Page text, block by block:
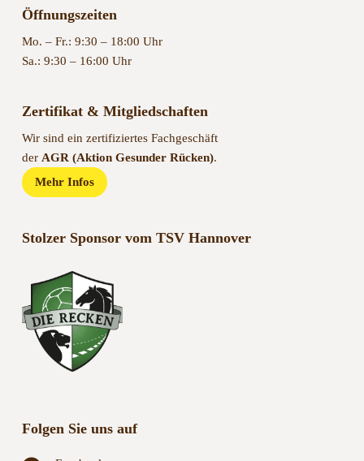
Öffnungszeiten
Mo. – Fr.: 9:30 – 18:00 Uhr
Sa.: 9:30 – 16:00 Uhr
Zertifikat & Mitgliedschaften
Wir sind ein zertifiziertes Fachgeschäft
der AGR (Aktion Gesunder Rücken).
Mehr Infos
Stolzer Sponsor vom TSV Hannover
Folgen Sie uns auf